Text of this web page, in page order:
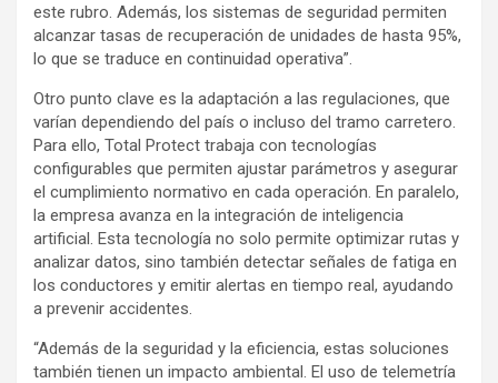
este rubro. Además, los sistemas de seguridad permiten
alcanzar tasas de recuperación de unidades de hasta 95%,
lo que se traduce en continuidad operativa”.
Otro punto clave es la adaptación a las regulaciones, que
varían dependiendo del país o incluso del tramo carretero.
Para ello, Total Protect trabaja con tecnologías
configurables que permiten ajustar parámetros y asegurar
el cumplimiento normativo en cada operación. En paralelo,
la empresa avanza en la integración de inteligencia
artificial. Esta tecnología no solo permite optimizar rutas y
analizar datos, sino también detectar señales de fatiga en
los conductores y emitir alertas en tiempo real, ayudando
a prevenir accidentes.
“Además de la seguridad y la eficiencia, estas soluciones
también tienen un impacto ambiental. El uso de telemetría